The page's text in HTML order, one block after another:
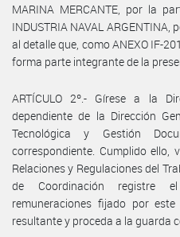
MARINA MERCANTE, por la
INDUSTRIA NAVAL
al detalle que, como ANEXO IF-
forma parte integrante de la
ARTÍCULO 2º.- Gírese a la
dependiente de la Dirección
Tecnológica y Gestión
correspondiente. Cumplido ello,
Relaciones y Regulaciones del
de Coordinación registre
remuneraciones fijado por
resultante y proceda a la guarda